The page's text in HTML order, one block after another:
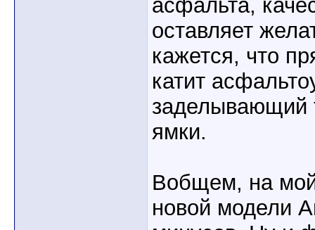
асфальта,
оставляет
кажется, что
катит
заделывающий
ямки.
Вобщем, на
новой модели